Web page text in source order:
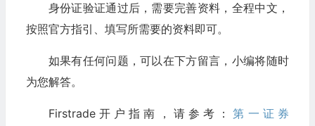
身份证验证通过后，需要完善资料，全程中文，
按照官方指引、填写所需要的资料即可。
如果有任何问题，可以在下方留言，小编将随时
为您解答。
Firstrade开户指南，请参考：第一证券